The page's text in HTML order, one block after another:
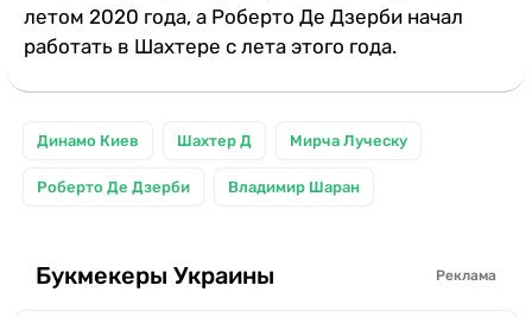
летом 2020 года, а Роберто Де Дзерби начал
работать в Шахтере с лета этого года.
Динамо Киев Шахтер Д Мирча Луческу
Роберто Де Дзерби Владимир Шаран
Букмекеры Украины Реклама